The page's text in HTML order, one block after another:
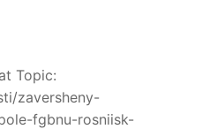
Topic:
zaversheny-
fgbnu-rosniisk-